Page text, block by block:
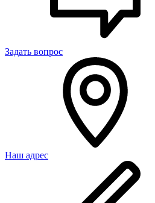
Задать вопрос
Наш адрес